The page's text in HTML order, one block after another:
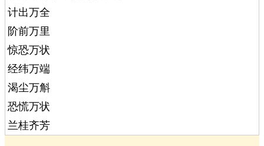
计出万全
阶前万里
惊恐万状
经纬万端
渴尘万斛
恐慌万状
兰桂齐芳